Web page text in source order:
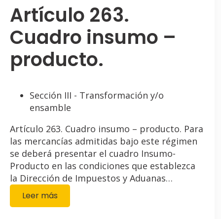
Artículo 263.
Cuadro insumo –
producto.
Sección III - Transformación y/o
ensamble
Artículo 263. Cuadro insumo – producto. Para
las mercancías admitidas bajo este régimen
se deberá presentar el cuadro Insumo-
Producto en las condiciones que establezca
la Dirección de Impuestos y Aduanas…
Leer más